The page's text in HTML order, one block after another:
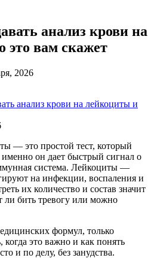
анализ крови на
это вам скажет
2026
анализ крови на лейкоциты и
— это простой тест, который
он дает быстрый сигнал о
система. Лейкоциты —
на инфекции, воспаления и
их количество и состав значит
ли бить тревогу или можно
формул, только
когда это важно и как понять
и по делу, без занудства.